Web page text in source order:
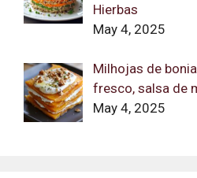
Hierbas
May 4, 2025
Milhojas de
fresco, salsa de
May 4, 2025